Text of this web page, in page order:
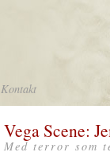
Kontakt
Vega Scene:
Med terror som